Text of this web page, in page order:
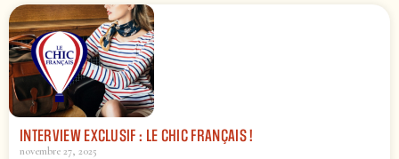
INTERVIEW EXCLUSIF : LE CHIC FRANÇAIS !
novembre 27, 2025